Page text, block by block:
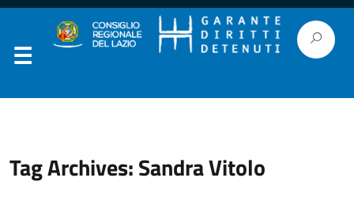
Tag Archives: Sandra Vitolo